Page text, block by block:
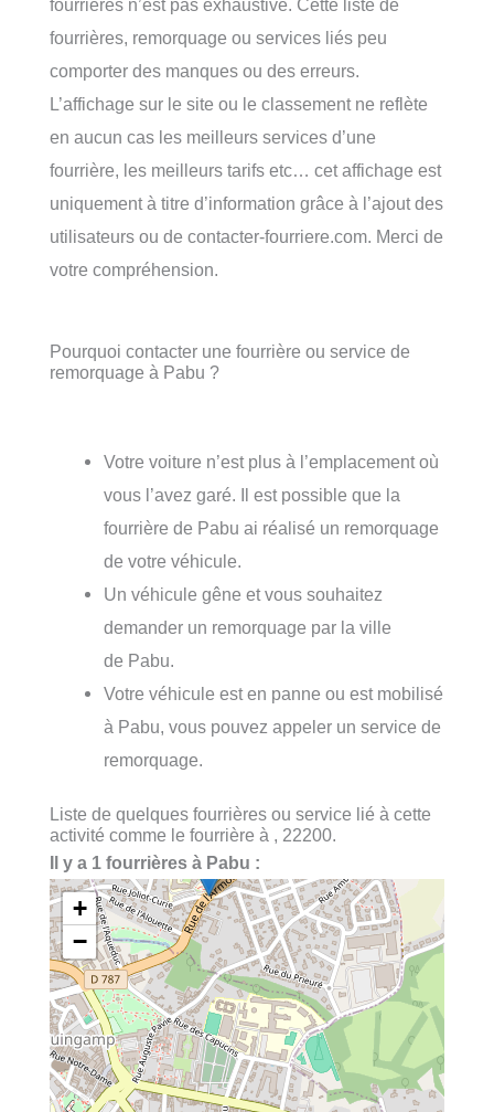
fourrières n’est pas exhaustive. Cette liste de
fourrières, remorquage ou services liés peu
comporter des manques ou des erreurs.
L’affichage sur le site ou le classement ne reflète
en aucun cas les meilleurs services d’une
fourrière, les meilleurs tarifs etc… cet affichage est
uniquement à titre d’information grâce à l’ajout des
utilisateurs ou de contacter-fourriere.com. Merci de
votre compréhension.
Pourquoi contacter une fourrière ou service de
remorquage à Pabu ?
Votre voiture n’est plus à l’emplacement où
vous l’avez garé. Il est possible que la
fourrière de Pabu ai réalisé un remorquage
de votre véhicule.
Un véhicule gêne et vous souhaitez
demander un remorquage par la ville
de Pabu.
Votre véhicule est en panne ou est mobilisé
à Pabu, vous pouvez appeler un service de
remorquage.
Liste de quelques fourrières ou service lié à cette
activité comme le fourrière à , 22200.
Il y a 1 fourrières à Pabu :
+
−